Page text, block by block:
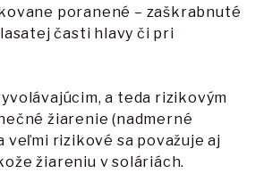
poranené – zaškrabnuté
časti hlavy či pri
a teda rizikovým
žiarenie (nadmerné
veľmi rizikové sa považuje aj
žiareniu v soláriách.